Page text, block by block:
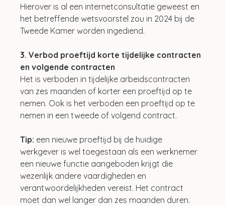
Hierover is al een internetconsultatie geweest en
het betreffende wetsvoorstel zou in 2024 bij de
Tweede Kamer worden ingediend.
3. Verbod proeftijd korte tijdelijke contracten
en volgende contracten
Het is verboden in tijdelijke arbeidscontracten
van zes maanden of korter een proeftijd op te
nemen. Ook is het verboden een proeftijd op te
nemen in een tweede of volgend contract.
Tip: een nieuwe proeftijd bij de huidige
werkgever is wel toegestaan als een werknemer
een nieuwe functie aangeboden krijgt die
wezenlijk andere vaardigheden en
verantwoordelijkheden vereist. Het contract
moet dan wel langer dan zes maanden duren.